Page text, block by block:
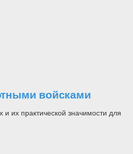
войсками
их практической значимости для